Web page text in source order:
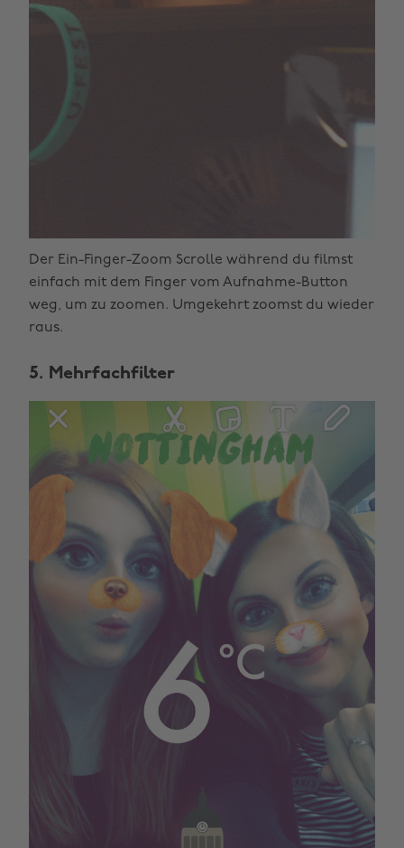
Der Ein-Finger-Zoom Scrolle während du filmst
einfach mit dem Finger vom Aufnahme-Button
weg, um zu zoomen. Umgekehrt zoomst du wieder
raus.
5. Mehrfachfilter